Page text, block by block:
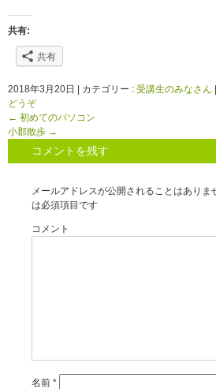
共有:
共有
2018年3月20日 | カテゴリー : 受講生のみなさん |
どうぞ
← 初めてのパソコン
小郡散歩 →
コメントを残す
メールアドレスが公開されることはありま
は必須項目です
コメント
名前 *